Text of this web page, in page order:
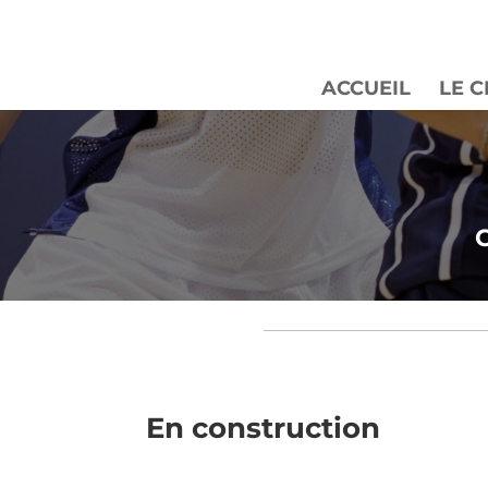
ACCUEIL LE
En construction